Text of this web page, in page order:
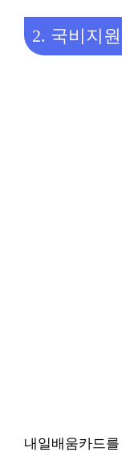
2. 국비지
내일배움카드